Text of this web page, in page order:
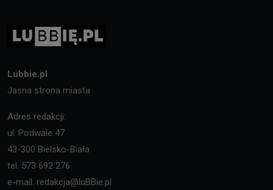
Lubbie.pl
Jasna strona miasta
Adres redakcji:
ul. Podwale 47
43-300 Bielsko-Biała
tel. 573 692 276
e-mail: redakcja@luBBie.pl